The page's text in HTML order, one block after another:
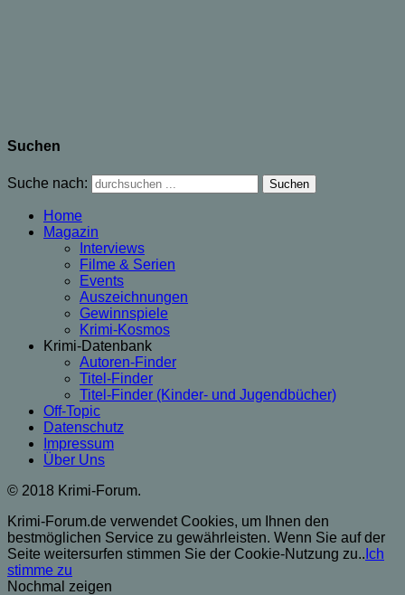
Suchen
Suche nach:
Home
Magazin
Interviews
Filme & Serien
Events
Auszeichnungen
Gewinnspiele
Krimi-Kosmos
Krimi-Datenbank
Autoren-Finder
Titel-Finder
Titel-Finder (Kinder- und Jugendbücher)
Off-Topic
Datenschutz
Impressum
Über Uns
© 2018 Krimi-Forum.
Krimi-Forum.de verwendet Cookies, um Ihnen den
bestmöglichen Service zu gewährleisten. Wenn Sie auf der
Seite weitersurfen stimmen Sie der Cookie-Nutzung zu.. Ich
stimme zu
Nochmal zeigen